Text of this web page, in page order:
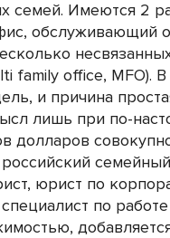
семей. Имеются 2
обслуживающий
family office, MFO).
и причина
лишь при по-
долларов
юрист по
по